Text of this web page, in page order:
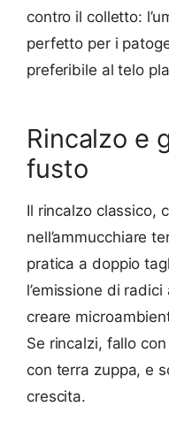
contro il colletto:
perfetto per i
preferibile al telo
Rincalzo e
fusto
Il rincalzo classico,
nell’ammucchiare
pratica a doppio
l’emissione di
creare
Se rincalzi, fallo
con terra zuppa, e
crescita.